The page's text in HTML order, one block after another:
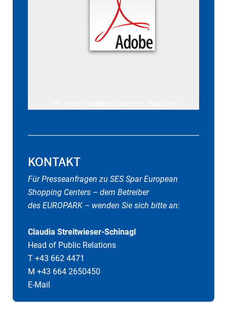
KONTAKT
Für Presseanfragen zu SES Spar European
Shopping Centers – dem Betreiber
des EUROPARK – wenden Sie sich bitte an:
Claudia Streitwieser-Schinagl
Head of Public Relations
T +43 662 4471
M +43 664 2650450
E-Mail